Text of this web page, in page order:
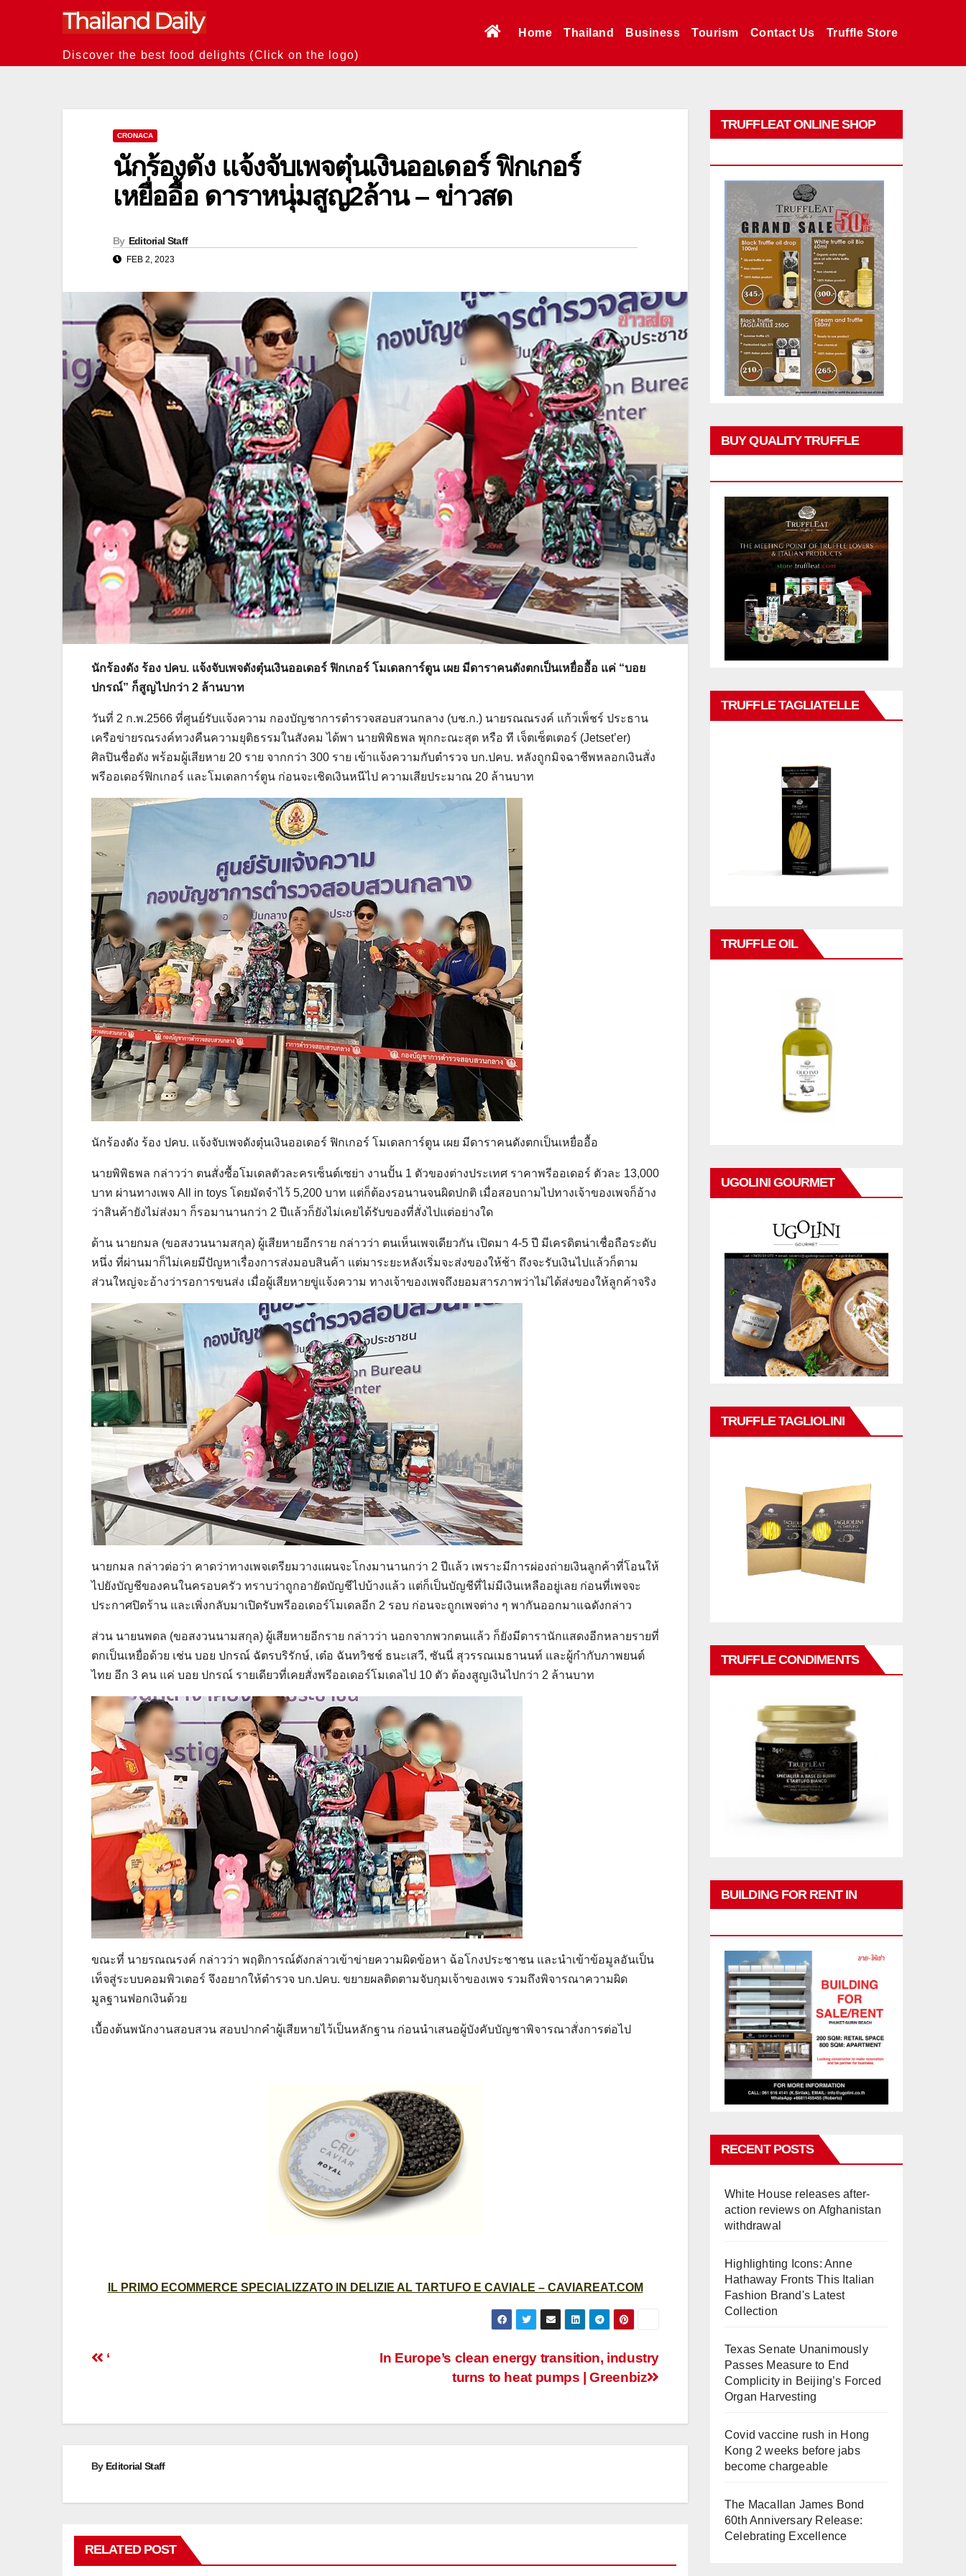
Discover the best food delights (Click on the logo)
Home Thailand Business Tourism Contact Us Truffle Store
CRONACA
นักร้องดัง แจ้งจับเพจตุ๋นเงินออเดอร์ ฟิกเกอร์
เหยื่ออื้อ ดาราหนุ่มสูญ2ล้าน – ข่าวสด
By Editorial Staff
FEB 2, 2023
นักร้องดัง ร้อง ปคบ. แจ้งจับเพจดังตุ๋นเงินออเดอร์ ฟิกเกอร์ โมเดลการ์ตูน เผย มีดาราคนดังตกเป็นเหยื่ออื้อ แค่ “บอย
ปกรณ์” ก็สูญไปกว่า 2 ล้านบาท
วันที่ 2 ก.พ.2566 ที่ศูนย์รับแจ้งความ กองบัญชาการตำรวจสอบสวนกลาง (บช.ก.) นายรณณรงค์ แก้วเพ็ชร์ ประธาน
เครือข่ายรณรงค์ทวงคืนความยุติธรรมในสังคม ได้พา นายพิพิธพล พุกกะณะสุต หรือ ที เจ็ตเซ็ตเตอร์ (Jetset’er)
ศิลปินชื่อดัง พร้อมผู้เสียหาย 20 ราย จากกว่า 300 ราย เข้าแจ้งความกับตำรวจ บก.ปคบ. หลังถูกมิจฉาชีพหลอกเงินสั่ง
พรีออเดอร์ฟิกเกอร์ และโมเดลการ์ตูน ก่อนจะเชิดเงินหนีไป ความเสียประมาณ 20 ล้านบาท
นักร้องดัง ร้อง ปคบ. แจ้งจับเพจดังตุ๋นเงินออเดอร์ ฟิกเกอร์ โมเดลการ์ตูน เผย มีดาราคนดังตกเป็นเหยื่ออื้อ
นายพิพิธพล กล่าวว่า ตนสั่งซื้อโมเดลตัวละครเซ็นต์เซย่า งานปั้น 1 ตัวของต่างประเทศ ราคาพรีออเดอร์ ตัวละ 13,000
บาท ผ่านทางเพจ All in toys โดยมัดจำไว้ 5,200 บาท แต่ก็ต้องรอนานจนผิดปกติ เมื่อสอบถามไปทางเจ้าของเพจก็อ้าง
ว่าสินค้ายังไม่ส่งมา ก็รอมานานกว่า 2 ปีแล้วก็ยังไม่เคยได้รับของที่สั่งไปแต่อย่างใด
ด้าน นายกมล (ขอสงวนนามสกุล) ผู้เสียหายอีกราย กล่าวว่า ตนเห็นเพจเดียวกัน เปิดมา 4-5 ปี มีเครดิตน่าเชื่อถือระดับ
หนึ่ง ที่ผ่านมาก็ไม่เคยมีปัญหาเรื่องการส่งมอบสินค้า แต่มาระยะหลังเริ่มจะส่งของให้ช้า ถึงจะรับเงินไปแล้วก็ตาม
ส่วนใหญ่จะอ้างว่ารอการขนส่ง เมื่อผู้เสียหายขู่แจ้งความ ทางเจ้าของเพจถึงยอมสารภาพว่าไม่ได้ส่งของให้ลูกค้าจริง
นายกมล กล่าวต่อว่า คาดว่าทางเพจเตรียมวางแผนจะโกงมานานกว่า 2 ปีแล้ว เพราะมีการผ่องถ่ายเงินลูกค้าที่โอนให้
ไปยังบัญชีของคนในครอบครัว ทราบว่าถูกอายัดบัญชีไปบ้างแล้ว แต่ก็เป็นบัญชีที่ไม่มีเงินเหลืออยู่เลย ก่อนที่เพจจะ
ประกาศปิดร้าน และเพิ่งกลับมาเปิดรับพรีออเดอร์โมเดลอีก 2 รอบ ก่อนจะถูกเพจต่าง ๆ พากันออกมาแฉดังกล่าว
ส่วน นายนพดล (ขอสงวนนามสกุล) ผู้เสียหายอีกราย กล่าวว่า นอกจากพวกตนแล้ว ก็ยังมีดารานักแสดงอีกหลายรายที่
ตกเป็นเหยื่อด้วย เช่น บอย ปกรณ์ ฉัตรบริรักษ์, เต๋อ ฉันทวิชช์ ธนะเสวี, ซันนี่ สุวรรณเมธานนท์ และผู้กำกับภาพยนต์
ไทย อีก 3 คน แค่ บอย ปกรณ์ รายเดียวที่เคยสั่งพรีออเดอร์โมเดลไป 10 ตัว ต้องสูญเงินไปกว่า 2 ล้านบาท
ขณะที่ นายรณณรงค์ กล่าวว่า พฤติการณ์ดังกล่าวเข้าข่ายความผิดข้อหา ฉ้อโกงประชาชน และนำเข้าข้อมูลอันเป็น
เท็จสู่ระบบคอมพิวเตอร์ จึงอยากให้ตำรวจ บก.ปคบ. ขยายผลติดตามจับกุมเจ้าของเพจ รวมถึงพิจารณาความผิด
มูลฐานฟอกเงินด้วย
เบื้องต้นพนักงานสอบสวน สอบปากคำผู้เสียหายไว้เป็นหลักฐาน ก่อนนำเสนอผู้บังคับบัญชาพิจารณาสั่งการต่อไป
IL PRIMO ECOMMERCE SPECIALIZZATO IN DELIZIE AL TARTUFO E CAVIALE – CAVIAREAT.COM
Post
In Europe’s clean energy transition, industry
turns to heat pumps | Greenbiz
‘
By Editorial Staff
RELATED POST
TRUFFLEAT ONLINE SHOP
BUY QUALITY TRUFFLE
TRUFFLE TAGLIATELLE
TRUFFLE OIL
UGOLINI GOURMET
TRUFFLE TAGLIOLINI
TRUFFLE CONDIMENTS
BUILDING FOR RENT IN
RECENT POSTS
White House releases after-
action reviews on Afghanistan
withdrawal
Highlighting Icons: Anne
Hathaway Fronts This Italian
Fashion Brand's Latest
Collection
Texas Senate Unanimously
Passes Measure to End
Complicity in Beijing’s Forced
Organ Harvesting
Covid vaccine rush in Hong
Kong 2 weeks before jabs
become chargeable
The Macallan James Bond
60th Anniversary Release:
Celebrating Excellence